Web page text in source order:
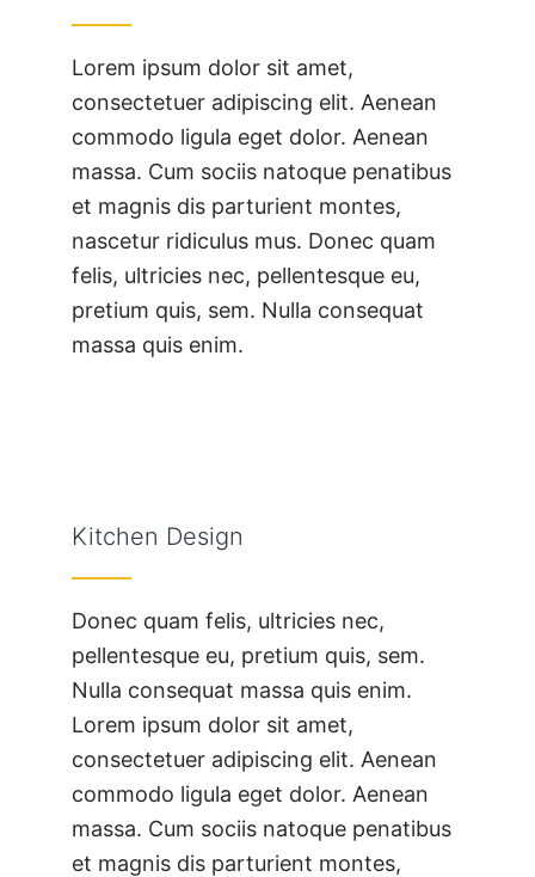
Lorem ipsum dolor sit amet,
consectetuer adipiscing elit. Aenean
commodo ligula eget dolor. Aenean
massa. Cum sociis natoque penatibus
et magnis dis parturient montes,
nascetur ridiculus mus. Donec quam
felis, ultricies nec, pellentesque eu,
pretium quis, sem. Nulla consequat
massa quis enim.
Kitchen Design
Donec quam felis, ultricies nec,
pellentesque eu, pretium quis, sem.
Nulla consequat massa quis enim.
Lorem ipsum dolor sit amet,
consectetuer adipiscing elit. Aenean
commodo ligula eget dolor. Aenean
massa. Cum sociis natoque penatibus
et magnis dis parturient montes,